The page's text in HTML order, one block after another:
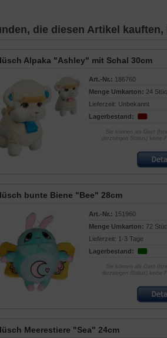
die diesen Artikel
Alpaka "Ashley" mit Schal 30cm
Art.-Nr.: 186760
Menge Umkarton: 24
Lieferzeit: Unbekannt
Lagerbestand:
Sie können als Gast
derzeitigen Status) keine
bunte Biene "Bee" 28cm
Art.-Nr.: 151960
Menge Umkarton: 72
Lieferzeit: 1-3 Tage
Lagerbestand:
Sie können als Gast
derzeitigen Status) keine
Meerestiere "Sea" 24cm